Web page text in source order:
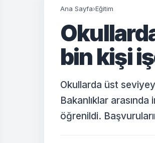
Ana Sayfa›Eğitim
bin kişi
Okullarda üst
Bakanlıklar
öğrenildi.